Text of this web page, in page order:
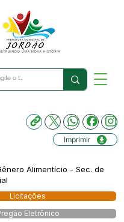
Imprimir
Alimentício - Sec. de
Licitações
Eletrônico